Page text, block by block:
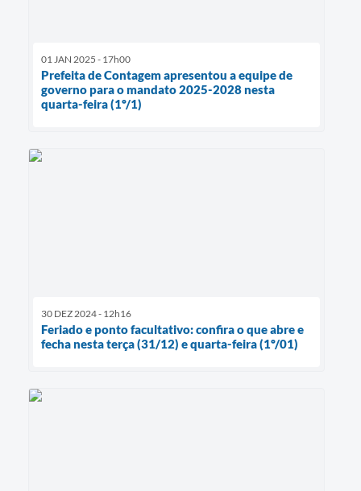
01 JAN 2025 - 17h00
Prefeita de Contagem apresentou a equipe de
governo para o mandato 2025-2028 nesta
quarta-feira (1º/1)
30 DEZ 2024 - 12h16
Feriado e ponto facultativo: confira o que abre e
fecha nesta terça (31/12) e quarta-feira (1º/01)